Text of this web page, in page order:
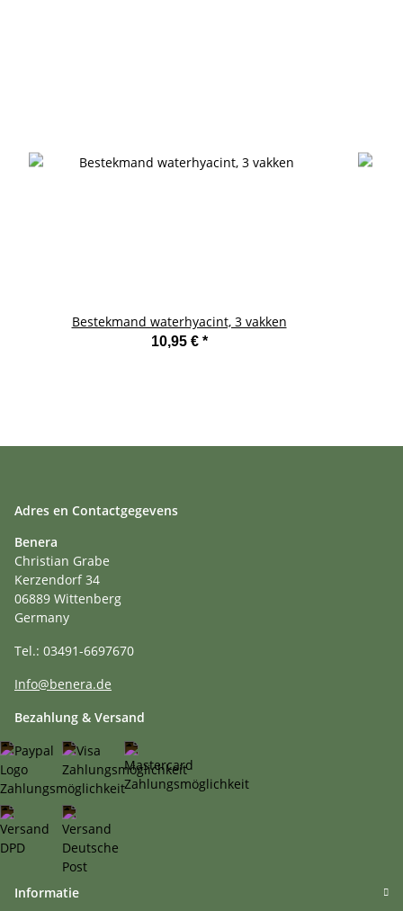
Bestekmand waterhyacint, 3 vakken
10,95 € *
Adres en Contactgegevens
Benera
Christian Grabe
Kerzendorf 34
06889 Wittenberg
Germany
Tel.: 03491-6697670
Info@benera.de
Bezahlung & Versand
Informatie